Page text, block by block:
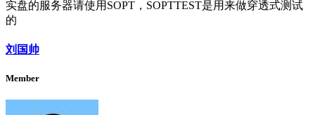
实盘的服务器请使用SOPT，SOPTTEST是用来做穿透式测试
的
刘国帅
Member